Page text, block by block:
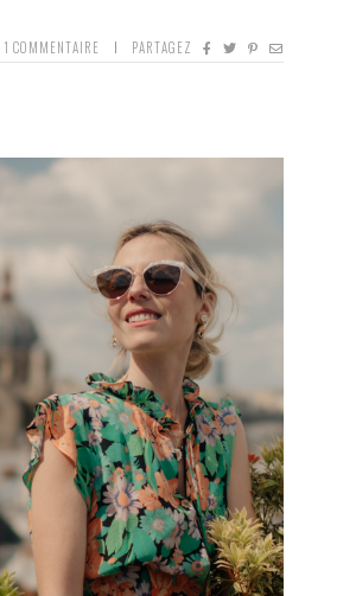
1 COMMENTAIRE PARTAGEZ